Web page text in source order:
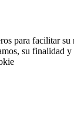
para facilitar
su finalidad